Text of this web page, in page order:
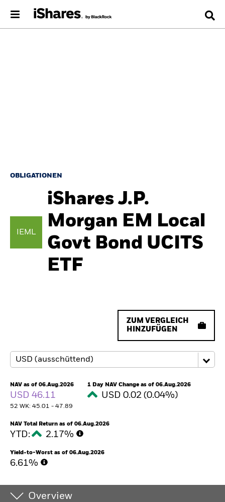
OBLIGATIONEN
IEML
iShares J.P.
Morgan EM Local
Govt Bond UCITS
ETF
ZUM VERGLEICH
HINZUFÜGEN
NAV as of 06.Aug.2026
USD 46.11
52 WK: 45.01 - 47.89
1 Day NAV Change as of 06.Aug.2026
USD 0.02 (0.04%)
NAV Total Return as of 06.Aug.2026
YTD: 2.17%
Yield-to-Worst as of 06.Aug.2026
6.61%
Overview